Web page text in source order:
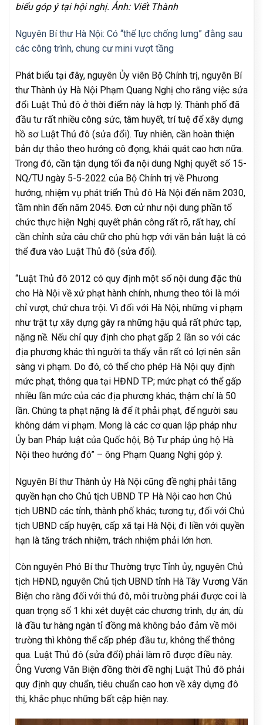
biểu góp ý tại hội nghị. Ảnh: Viết Thành
Nguyên Bí thư Hà Nội: Có “thế lực chống lưng” đằng sau
các công trình, chung cư mini vượt tầng
Phát biểu tại đây, nguyên Ủy viên Bộ Chính trị, nguyên Bí
thư Thành ủy Hà Nội Phạm Quang Nghị cho rằng việc sửa
đổi Luật Thủ đô ở thời điểm này là hợp lý. Thành phố đã
đầu tư rất nhiều công sức, tâm huyết, trí tuệ để xây dựng
hồ sơ Luật Thủ đô (sửa đổi). Tuy nhiên, cần hoàn thiện
bản dự thảo theo hướng cô đọng, khái quát cao hơn nữa.
Trong đó, cần tận dụng tối đa nội dung Nghị quyết số 15-
NQ/TU ngày 5-5-2022 của Bộ Chính trị về Phương
hướng, nhiệm vụ phát triển Thủ đô Hà Nội đến năm 2030,
tầm nhìn đến năm 2045. Đơn cử như nội dung phần tổ
chức thực hiện Nghị quyết phân công rất rõ, rất hay, chỉ
cần chỉnh sửa câu chữ cho phù hợp với văn bản luật là có
thể đưa vào Luật Thủ đô (sửa đổi).
“Luật Thủ đô 2012 có quy định một số nội dung đặc thù
cho Hà Nội về xử phạt hành chính, nhưng theo tôi là mới
chỉ vượt, chứ chưa trội. Vì đối với Hà Nội, những vi phạm
như trật tự xây dựng gây ra những hậu quả rất phức tạp,
nặng nề. Nếu chỉ quy định cho phạt gấp 2 lần so với các
địa phương khác thì người ta thấy vẫn rất có lợi nên sẵn
sàng vi phạm. Do đó, có thể cho phép Hà Nội quy định
mức phạt, thông qua tại HĐND TP; mức phạt có thể gấp
nhiều lần mức của các địa phương khác, thậm chí là 50
lần. Chúng ta phạt nặng là để ít phải phạt, để người sau
không dám vi phạm. Mong là các cơ quan lập pháp như
Ủy ban Pháp luật của Quốc hội, Bộ Tư pháp ủng hộ Hà
Nội theo hướng đó” – ông Phạm Quang Nghị góp ý.
Nguyên Bí thư Thành ủy Hà Nội cũng đề nghị phải tăng
quyền hạn cho Chủ tịch UBND TP Hà Nội cao hơn Chủ
tịch UBND các tỉnh, thành phố khác; tương tự, đối với Chủ
tịch UBND cấp huyện, cấp xã tại Hà Nội; đi liền với quyền
hạn là tăng trách nhiệm, trách nhiệm phải lớn hơn.
Còn nguyên Phó Bí thư Thường trực Tỉnh ủy, nguyên Chủ
tịch HĐND, nguyên Chủ tịch UBND tỉnh Hà Tây Vương Văn
Biện cho rằng đối với thủ đô, môi trường phải được coi là
quan trọng số 1 khi xét duyệt các chương trình, dự án; dù
là đầu tư hàng ngàn tỉ đồng mà không bảo đảm về môi
trường thì không thể cấp phép đầu tư, không thể thông
qua. Luật Thủ đô (sửa đổi) phải làm rõ được điều này.
Ông Vương Văn Biện đồng thời đề nghị Luật Thủ đô phải
quy định quy chuẩn, tiêu chuẩn cao hơn về xây dựng đô
thị, khắc phục những bất cập hiện nay.